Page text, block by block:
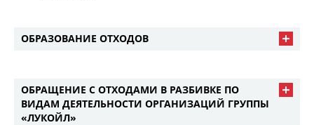
ОБРАЗОВАНИЕ ОТХОДОВ
ОБРАЩЕНИЕ С ОТХОДАМИ В РАЗБИВКЕ ПО
ВИДАМ ДЕЯТЕЛЬНОСТИ ОРГАНИЗАЦИЙ ГРУППЫ
«ЛУКОЙЛ»